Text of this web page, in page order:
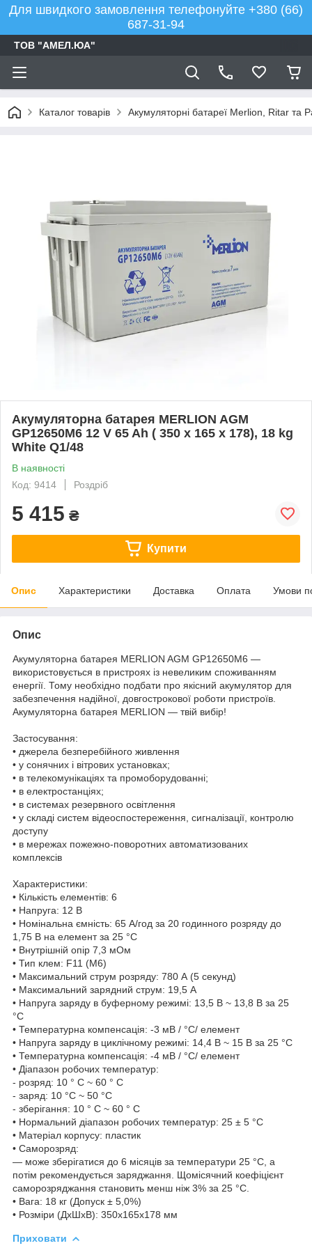
Для швидкого замовлення телефонуйте +380 (66)
687-31-94
ТОВ "АМЕЛ.ЮА"
Каталог товарів Акумуляторні батареї Merlion, Ritar та
Акумуляторна батарея MERLION AGM
GP12650M6 12 V 65 Ah ( 350 x 165 x 178), 18 kg
White Q1/48
В наявності
Код: 9414
Роздріб
5 415 ₴
Купити
Опис Характеристики Доставка Оплата Умови
Опис
Акумуляторна батарея MERLION AGM GP12650M6 —
використовується в пристроях із невеликим споживанням
енергії. Тому необхідно подбати про якісний акумулятор для
забезпечення надійної, довгострокової роботи пристроїв.
Акумуляторна батарея MERLION — твій вибір!
Застосування:
• джерела безперебійного живлення
• у сонячних і вітрових установках;
• в телекомунікаціях та промоборудованні;
• в електростанціях;
• в системах резервного освітлення
• у складі систем відеоспостереження, сигналізації, контролю
доступу
• в мережах пожежно-поворотних автоматизованих
комплексів
Характеристики:
• Кількість елементів: 6
• Напруга: 12 В
• Номінальна ємність: 65 A/год за 20 годинного розряду до
1,75 В на елемент за 25 °C
• Внутрішній опір 7,3 мОм
• Тип клем: F11 (M6)
• Максимальний струм розряду: 780 А (5 секунд)
• Максимальний зарядний струм: 19,5 A
• Напруга заряду в буферному режимі: 13,5 В ~ 13,8 В за 25
°C
• Температурна компенсація: -3 мВ / °C/ елемент
• Напруга заряду в циклічному режимі: 14,4 В ~ 15 В за 25 °C
• Температурна компенсація: -4 мВ / °C/ елемент
• Діапазон робочих температур:
- розряд: 10 ° C ~ 60 ° C
- заряд: 10 °C ~ 50 °C
- зберігання: 10 ° C ~ 60 ° C
• Нормальний діапазон робочих температур: 25 ± 5 °C
• Матеріал корпусу: пластик
• Саморозряд:
— може зберігатися до 6 місяців за температури 25 °C, а
потім рекомендується заряджання. Щомісячний коефіцієнт
саморозряджання становить менш ніж 3% за 25 °C.
• Вага: 18 кг (Допуск ± 5,0%)
• Розміри (ДхШхВ): 350x165x178 мм
Приховати